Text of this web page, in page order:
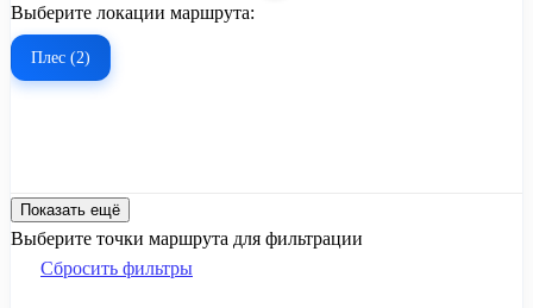
Выберите локации маршрута:
Плес (2)
Показать ещё
Выберите точки маршрута для фильтрации
Сбросить фильтры